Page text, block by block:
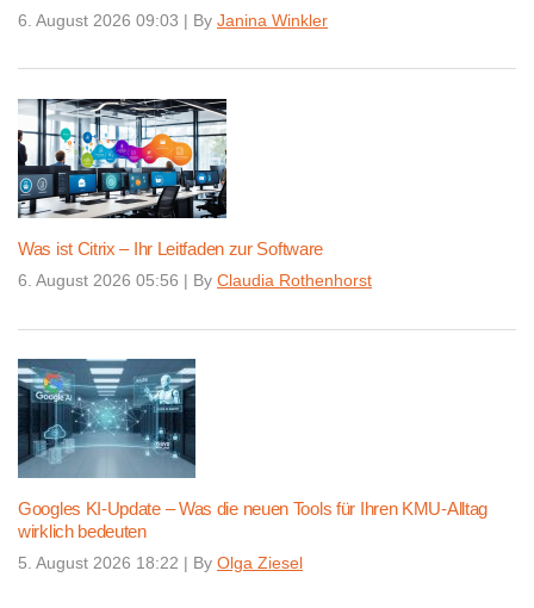
6. August 2026 09:03 | By Janina Winkler
Was ist Citrix – Ihr Leitfaden zur Software
6. August 2026 05:56 | By Claudia Rothenhorst
Googles KI-Update – Was die neuen Tools für Ihren KMU-Alltag
wirklich bedeuten
5. August 2026 18:22 | By Olga Ziesel